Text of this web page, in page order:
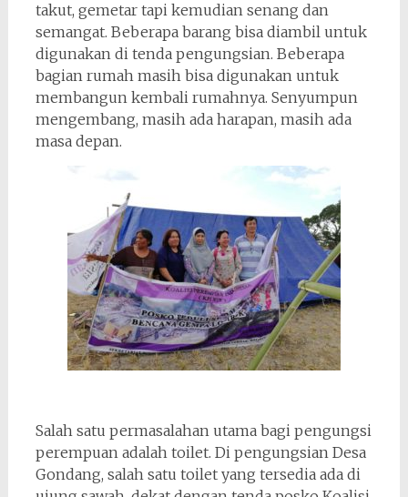
takut, gemetar tapi kemudian senang dan
semangat. Beberapa barang bisa diambil untuk
digunakan di tenda pengungsian. Beberapa
bagian rumah masih bisa digunakan untuk
membangun kembali rumahnya. Senyumpun
mengembang, masih ada harapan, masih ada
masa depan.
Salah satu permasalahan utama bagi pengungsi
perempuan adalah toilet. Di pengungsian Desa
Gondang, salah satu toilet yang tersedia ada di